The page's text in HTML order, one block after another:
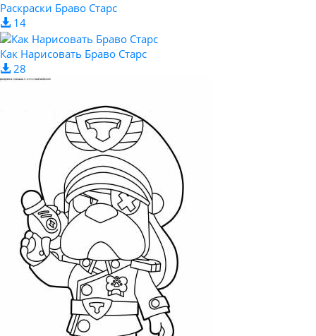
Раскраски Браво Старс
14
Как Нарисовать Браво Старс
28